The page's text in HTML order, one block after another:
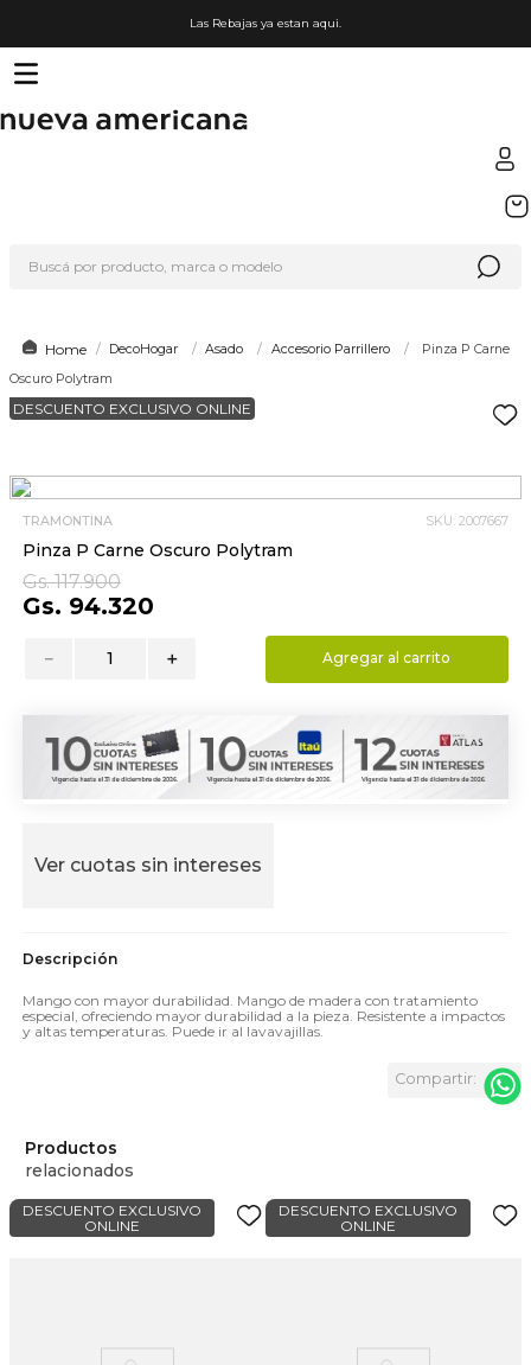
Las Rebajas ya estan aqui.
DecoHogar Asado Accesorio Parrillero
Pinza P Carne
Oscuro Polytram
DESCUENTO EXCLUSIVO ONLINE
TRAMONTINA SKU: 2007667
Pinza P Carne Oscuro Polytram
Gs. 117.900
Gs. 94.320
＋
－ Agregar al carrito
Ver cuotas sin intereses
Mango con mayor durabilidad. Mango de madera con tratamiento
especial, ofreciendo mayor durabilidad a la pieza. Resistente a impactos
y altas temperaturas. Puede ir al lavavajillas.
Productos
relacionados
DESCUENTO EXCLUSIVO
ONLINE
DESCUENTO EXCLUSIVO
ONLINE
2.
nike
4.
lego
5.
hot wheels
7.
organizador
8.
almohada
9.
hydrate
10. toalla